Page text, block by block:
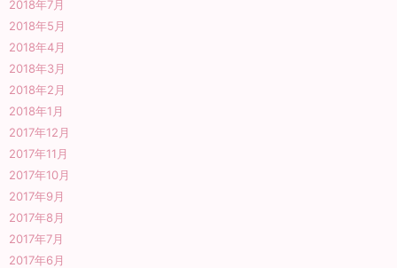
2018年7月
2018年5月
2018年4月
2018年3月
2018年2月
2018年1月
2017年12月
2017年11月
2017年10月
2017年9月
2017年8月
2017年7月
2017年6月